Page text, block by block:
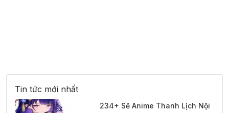
Tin tức mới nhất
234+ Sẽ Anime Thanh Lịch Nội